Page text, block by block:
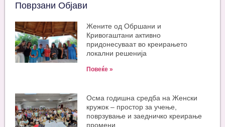
Поврзани Објави
Жените од Обршани и
Кривогаштани активно
придонесуваат во креирањето
локални решенија
Повеќе »
Oсма годишна средба на Женски
кружок – простор за учење,
поврзување и заедничко креирање
промени